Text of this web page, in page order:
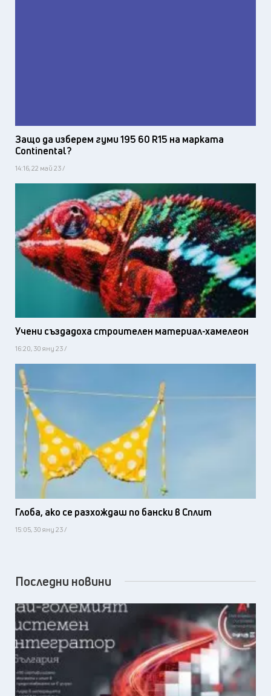
Защо да изберем гуми 195 60 R15 на марката
Continental?
14:16, 22 май 23 /
Учени създадоха строителен материал-хамелеон
16:20, 30 яну 23 /
Глоба, ако се разхождаш по бански в Сплит
15:05, 30 яну 23 /
Последни новини